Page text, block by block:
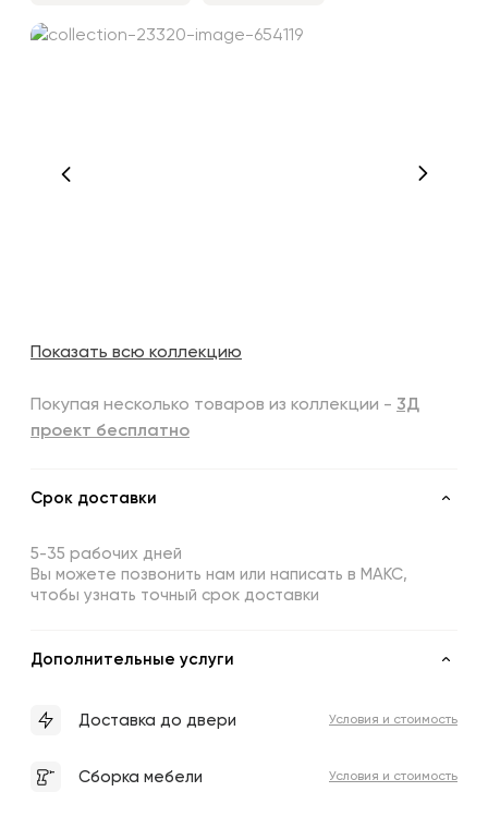
Показать всю коллекцию
Покупая несколько товаров из коллекции - 3Д
проект бесплатно
Срок доставки
5-35 рабочих дней
Вы можете позвонить нам или написать в МАКС,
чтобы узнать точный срок доставки
Дополнительные услуги
Доставка до двери Условия и стоимость
Сборка мебели Условия и стоимость